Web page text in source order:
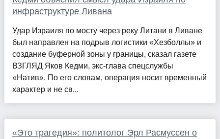
инфраструктуре Ливана
Удар Израиля по мосту через реку Литани в Ливане
был направлен на подрыв логистики «Хезболлы» и
создание буферной зоны у границы, сказал газете
ВЗГЛЯД Яков Кедми, экс-глава спецслужбы
«Натив». По его словам, операция носит временный
характер и не св...
«Это трагедия»: политолог Эрл Расмуссен о